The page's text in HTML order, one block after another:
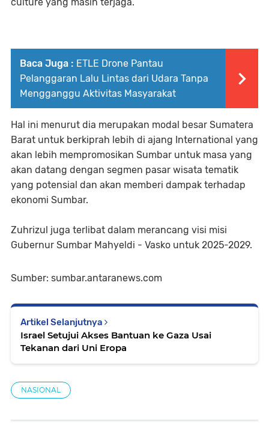
Baca Juga : ETLE Drone Pantau
Pelanggaran Lalu Lintas dari Udara Tanpa
Mengganggu Aktivitas Masyarakat
Hal ini menurut dia merupakan modal besar Sumatera
Barat untuk berkiprah lebih di ajang International yang
akan lebih mempromosikan Sumbar untuk masa yang
akan datang dengan segmen pasar wisata tematik
yang potensial dan akan memberi dampak terhadap
ekonomi Sumbar.
Zuhrizul juga terlibat dalam merancang visi misi
Gubernur Sumbar Mahyeldi - Vasko untuk 2025-2029.
Sumber: sumbar.antaranews.com
Artikel Selanjutnya
Israel Setujui Akses Bantuan ke Gaza Usai
Tekanan dari Uni Eropa
NASIONAL